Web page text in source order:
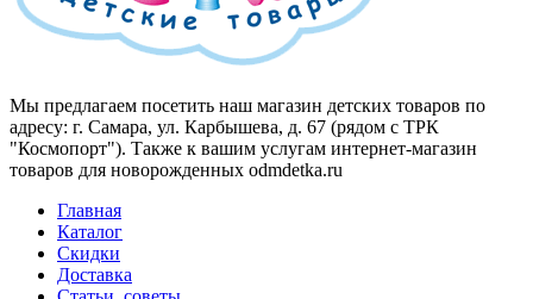
Мы предлагаем посетить наш магазин детских товаров по
адресу: г. Самара, ул. Карбышева, д. 67 (рядом с ТРК
"Космопорт"). Также к вашим услугам интернет-магазин
товаров для новорожденных odmdetka.ru
Главная
Каталог
Скидки
Доставка